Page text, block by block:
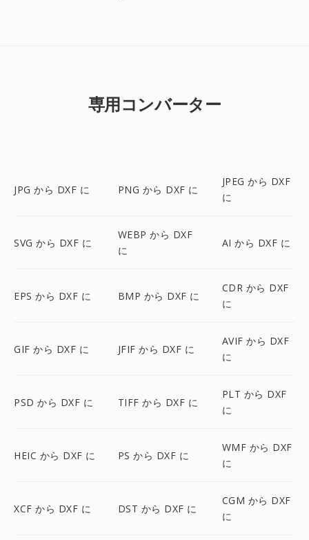
専用コンバーター
JPG から DXF に PNG から DXF に
JPEG から DXF
に
SVG から DXF に
WEBP から DXF
に
AI から DXF に
EPS から DXF に BMP から DXF に
CDR から DXF
に
GIF から DXF に JFIF から DXF に
AVIF から DXF
に
PSD から DXF に TIFF から DXF に
PLT から DXF
に
HEIC から DXF に PS から DXF に
WMF から DXF
に
XCF から DXF に DST から DXF に
CGM から DXF
に